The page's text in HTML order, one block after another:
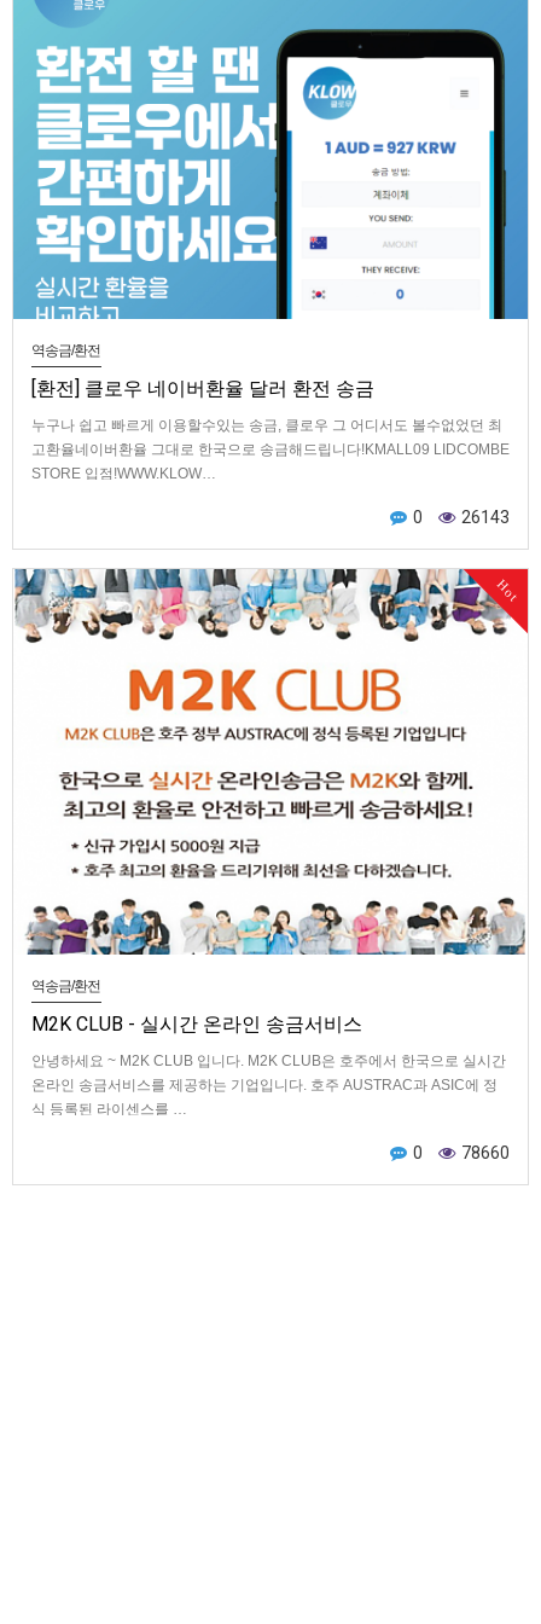
역송금/환전
[환전] 클로우 네이버환율 달러 환전 송금
누구나 쉽고 빠르게 이용할수있는 송금, 클로우 그 어디서도 볼수없었던 최
고환율네이버환율 그대로 한국으로 송금해드립니다!KMALL09 LIDCOMBE
STORE 입점!WWW.KLOW…
0 26143
Hot
역송금/환전
M2K CLUB - 실시간 온라인 송금서비스
안녕하세요 ~ M2K CLUB 입니다. M2K CLUB은 호주에서 한국으로 실시간
온라인 송금서비스를 제공하는 기업입니다. 호주 AUSTRAC과 ASIC에 정
식 등록된 라이센스를 …
0 78660